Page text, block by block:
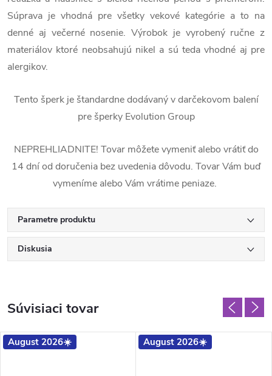
Súprava je vhodná pre všetky vekové kategórie a to na
denné aj večerné nosenie. Výrobok je vyrobený ručne z
materiálov ktoré neobsahujú nikel a sú teda vhodné aj pre
alergikov.
Tento šperk je štandardne dodávaný v darčekovom balení
pre šperky Evolution Group
NEPREHLIADNITE! Tovar môžete vymeniť alebo vrátiť do
14 dní od doručenia bez uvedenia dôvodu. Tovar Vám buď
vymeníme alebo Vám vrátime peniaze.
Parametre produktu
Diskusia
Súvisiaci tovar
August 2026☀️ August 2026☀️